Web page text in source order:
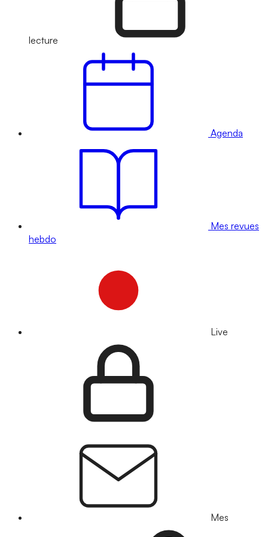
lecture
Agenda
Mes revues
hebdo
Live
Mes